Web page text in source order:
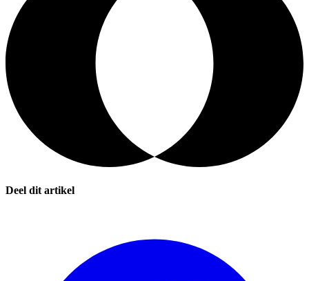
Deel dit artikel